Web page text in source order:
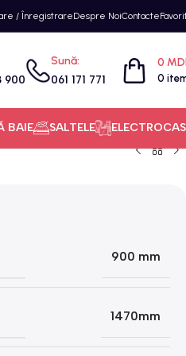
/ ÎnregistrareDespre NoiContacte
900
Sună:
061 171 771 0
0
BAIE SALTELE
900 mm
1470mm